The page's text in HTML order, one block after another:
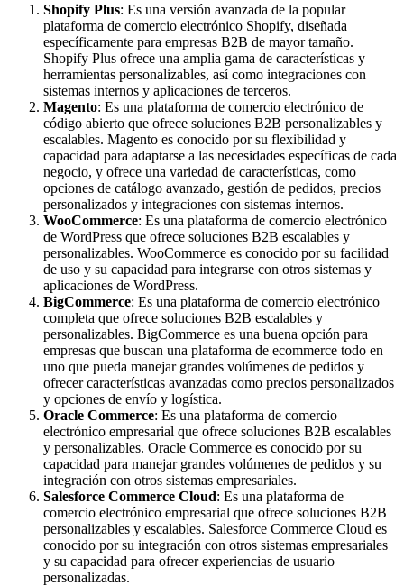
Shopify Plus: Es una versión avanzada de la popular
plataforma de comercio electrónico Shopify, diseñada
específicamente para empresas B2B de mayor tamaño.
Shopify Plus ofrece una amplia gama de características y
herramientas personalizables, así como integraciones con
sistemas internos y aplicaciones de terceros.
Magento: Es una plataforma de comercio electrónico de
código abierto que ofrece soluciones B2B personalizables y
escalables. Magento es conocido por su flexibilidad y
capacidad para adaptarse a las necesidades específicas de cada
negocio, y ofrece una variedad de características, como
opciones de catálogo avanzado, gestión de pedidos, precios
personalizados y integraciones con sistemas internos.
WooCommerce: Es una plataforma de comercio electrónico
de WordPress que ofrece soluciones B2B escalables y
personalizables. WooCommerce es conocido por su facilidad
de uso y su capacidad para integrarse con otros sistemas y
aplicaciones de WordPress.
BigCommerce: Es una plataforma de comercio electrónico
completa que ofrece soluciones B2B escalables y
personalizables. BigCommerce es una buena opción para
empresas que buscan una plataforma de ecommerce todo en
uno que pueda manejar grandes volúmenes de pedidos y
ofrecer características avanzadas como precios personalizados
y opciones de envío y logística.
Oracle Commerce: Es una plataforma de comercio
electrónico empresarial que ofrece soluciones B2B escalables
y personalizables. Oracle Commerce es conocido por su
capacidad para manejar grandes volúmenes de pedidos y su
integración con otros sistemas empresariales.
Salesforce Commerce Cloud: Es una plataforma de
comercio electrónico empresarial que ofrece soluciones B2B
personalizables y escalables. Salesforce Commerce Cloud es
conocido por su integración con otros sistemas empresariales
y su capacidad para ofrecer experiencias de usuario
personalizadas.